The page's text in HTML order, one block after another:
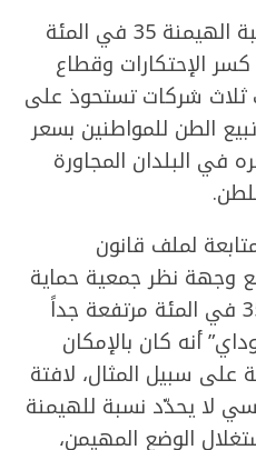
من وجهة نظر برو فإن نسبة الهيمنة 35 في المئة
الإحتكارات وقطاع
ثلاث شركات تستحوذ على
الطن للمواطنين بسعر
في البلدان المجاورة
لملف قانون
وجهة نظر جمعية حماية
المستهلك لكون نسبة الـ35 في المئة مرتفعة جداً
أنه كان بالإمكان
20 في المئة على سبيل المثال، لافتة
لا يحدّد نسبة للهيمنة
الوضع المهيمن،